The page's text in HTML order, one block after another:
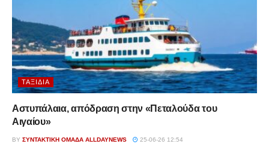
ΤΑΞΊΔΙΑ
Αστυπάλαια, απόδραση στην «Πεταλούδα του
Αιγαίου»
BY ΣΥΝΤΑΚΤΙΚΉ ΟΜΆΔΑ ALLDAYNEWS 25-06-26 12:54